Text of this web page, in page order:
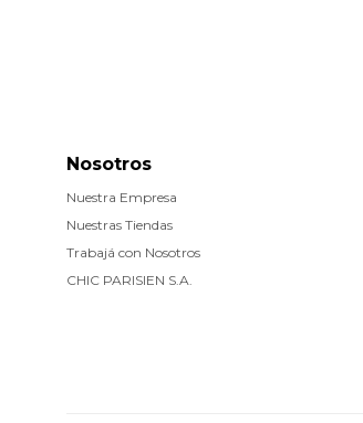
Nosotros
Nuestra Empresa
Nuestras Tiendas
Trabajá con Nosotros
CHIC PARISIEN S.A.